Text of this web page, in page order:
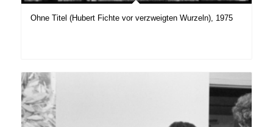
Ohne Titel (Hubert Fichte vor verzweigten Wurzeln), 1975